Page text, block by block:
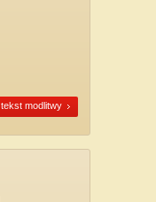
tekst modlitwy